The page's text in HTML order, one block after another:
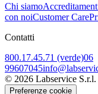
Chi siamo
con noiCustomer Care
Contatti
800.17.45.71 (verde)06
99607045
© 2026 Labservice
Preferenze cookie